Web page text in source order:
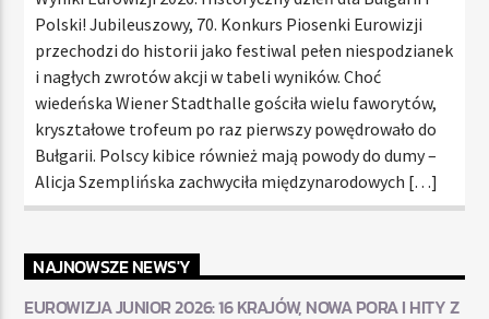
Polski! Jubileuszowy, 70. Konkurs Piosenki Eurowizji
przechodzi do historii jako festiwal pełen niespodzianek
i nagłych zwrotów akcji w tabeli wyników. Choć
wiedeńska Wiener Stadthalle gościła wielu faworytów,
kryształowe trofeum po raz pierwszy powędrowało do
Bułgarii. Polscy kibice również mają powody do dumy –
Alicja Szemplińska zachwyciła międzynarodowych […]
NAJNOWSZE NEWS'Y
EUROWIZJA JUNIOR 2026: 16 KRAJÓW, NOWA PORA I HITY Z